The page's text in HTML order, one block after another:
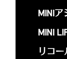
MINIア
MINI
リコー